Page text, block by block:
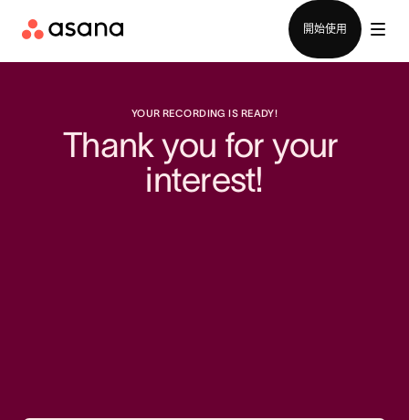
開始使用
YOUR RECORDING IS READY!
Thank you for your
interest!